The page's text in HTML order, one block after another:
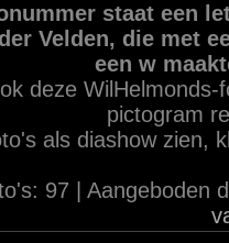
staat een
Velden, die met
een w
deze
pictogram
als diashow zien,
97 | Aangeboden